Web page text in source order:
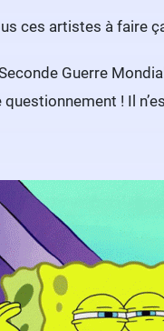
ces artistes à faire
Guerre
! Il